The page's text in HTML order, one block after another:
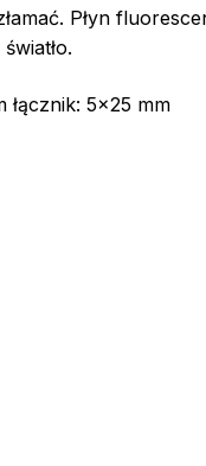
Płyn
łącznik: 5×25 mm